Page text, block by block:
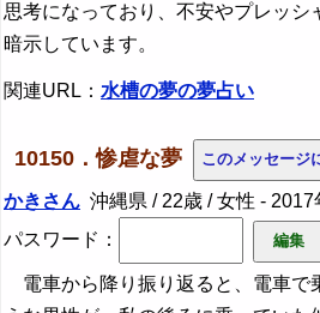
思考になっており、不安やプレッシ
暗示しています。
関連URL： 水槽の夢の夢占い
10150．惨虐な夢
かきさん 沖縄県 / 22歳 / 女性 - 2017
パスワード：
電車から降り振り返ると、電車で